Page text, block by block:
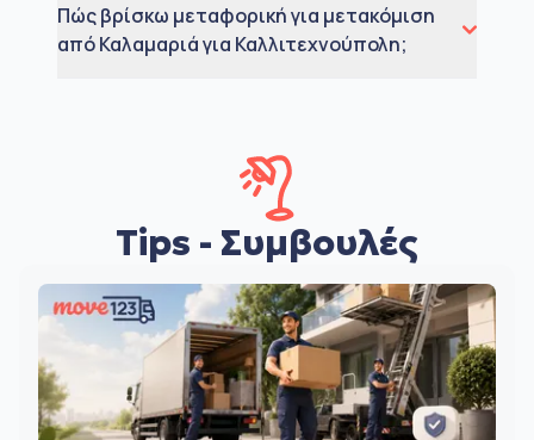
Πώς βρίσκω μεταφορική για μετακόμιση
από Καλαμαριά για Καλλιτεχνούπολη;
Tips - Συμβουλές